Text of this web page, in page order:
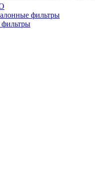
фильтры
фильтры